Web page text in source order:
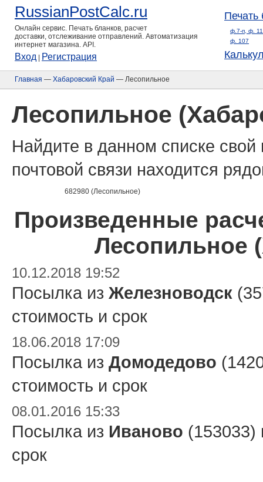
RussianPostCalc.ru
Онлайн сервис. Печать бланков, расчет
доставки, отслеживание отправлений. Автоматизация
интернет магазина. API.
Вход Регистрация
Печать
ф.7-п, ф.
ф. 107
Главная — Хабаровский Край — Лесопильное
Лесопильное
Найдите в данном списке
почтовой связи находится
682980 (Лесопильное)
Произведенные
Лесопильное
10.12.2018 19:52
Посылка из Железноводск
стоимость и срок
18.06.2018 17:09
Посылка из Домодедово
стоимость и срок
08.01.2016 15:33
Посылка из Иваново
срок